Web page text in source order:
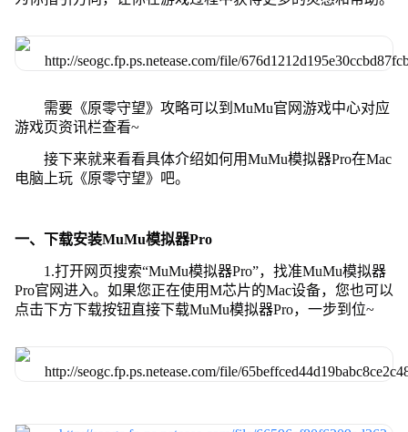
需要《原零守望》攻略可以到MuMu官网游戏中心对应
游戏页资讯栏查看~
接下来就来看看具体介绍如何用MuMu模拟器Pro在Mac
电脑上玩《原零守望》吧。
一、下载安装MuMu模拟器Pro
1.打开网页搜索“MuMu模拟器Pro”，找准MuMu模拟器
Pro官网进入。如果您正在使用M芯片的Mac设备，您也可以
点击下方下载按钮直接下载MuMu模拟器Pro，一步到位~